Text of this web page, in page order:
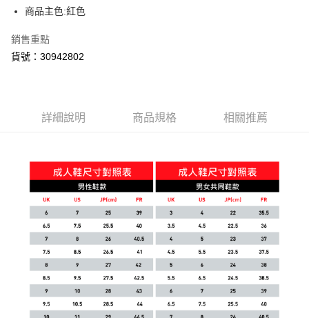
商品主色:紅色
銷售重點
貨號：30942802
詳細說明 商品規格 相關推薦